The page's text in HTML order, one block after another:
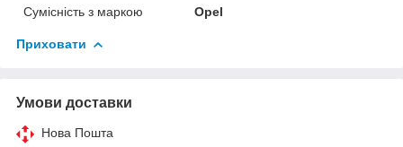
Сумісність з маркою
Opel
Приховати
Умови доставки
Нова Пошта